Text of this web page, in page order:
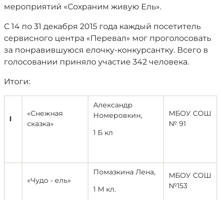
мероприятий «Сохраним живую Ель».
С 14 по 31 декабря 2015 года каждый посетитель
сервисного центра «Перевал» мог проголосовать
за понравившуюся елочку-конкурсантку. Всего в
голосовании приняло участие 342 человека.
Итоги:
I
«Снежная
сказка»
Александр
Номеровкин,
1 Б кл
МБОУ СОШ
№ 91
«Чудо - ель»
Помазкина Лена,
1 М кл.
МБОУ СОШ
№153